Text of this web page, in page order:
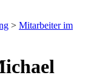
> Mitarbeiter im